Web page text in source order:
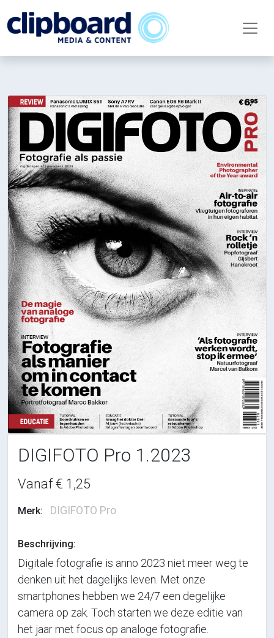
DIGIFOTO Pro 1.2023
Vanaf € 1,25
Merk: DIGIFOTO Pro
Beschrijving:
Digitale fotografie is anno 2023 niet meer weg te
denken uit het dagelijks leven. Met onze
smartphones hebben we 24/7 een degelijke
camera op zak. Toch starten we deze editie van
het jaar met focus op analoge fotografie.